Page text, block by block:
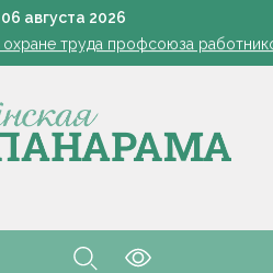
06 августа 2026
если у работника нет
труда профсоюза
колодец в
и предложил ускорить
если у работника нет
колодец в